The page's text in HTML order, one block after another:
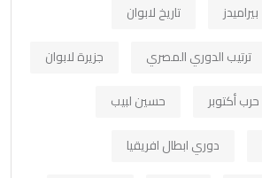
بيراميدز
تاريخ لابوان
ترتيب الدوري المصري
جزيرة لابوان
حرب أكتوبر
حسين لبيب
دوري ابطال افريقيا